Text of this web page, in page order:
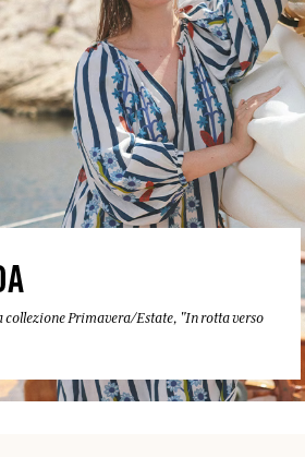
collezione Primavera/Estate, "In rotta verso